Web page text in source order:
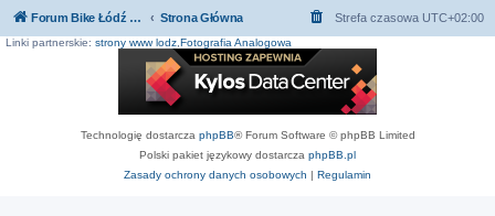
Forum Bike Łódź - Forum Rowerowe Łódź - Forum Szosowe - Forum MTB Strona Główna Strefa czasowa UTC+02:00
Linki partnerskie: strony www lodz Fotografia Analogowa
Technologię dostarcza phpBB® Forum Software © phpBB Limited
Polski pakiet językowy dostarcza phpBB.pl
Zasady ochrony danych osobowych | Regulamin